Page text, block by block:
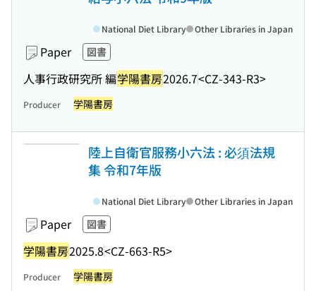
Paper 図書
人事行政研究所 編学陽書房2026.7<CZ-343-R3>
National Diet Library Other Libraries in Japan
Producer 学陽書房
陸上自衛官服務小六法 : 必須法規
集 令和7年版
Paper 図書
学陽書房2025.8<CZ-663-R5>
National Diet Library Other Libraries in Japan
Producer 学陽書房